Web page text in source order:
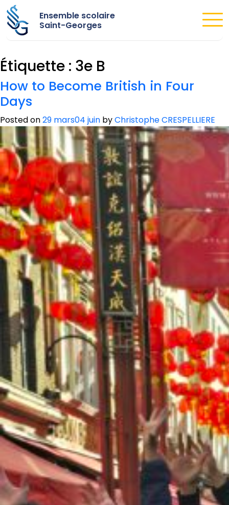
Ensemble scolaire
Saint-Georges
Étiquette : 3e B
How to Become British in Four
Days
Posted on29 mars04 juin byChristophe CRESPELLIERE